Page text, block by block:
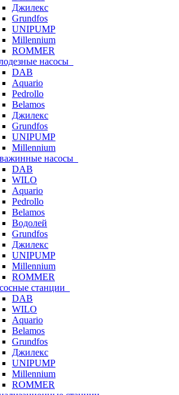
Джилекс
Grundfos
UNIPUMP
Millennium
ROMMER
насосы
DAB
Aquario
Pedrollo
Belamos
Джилекс
Grundfos
UNIPUMP
Millennium
насосы
DAB
WILO
Aquario
Pedrollo
Belamos
Водолей
Grundfos
Джилекс
UNIPUMP
Millennium
ROMMER
станции
DAB
WILO
Aquario
Belamos
Grundfos
Джилекс
UNIPUMP
Millennium
ROMMER